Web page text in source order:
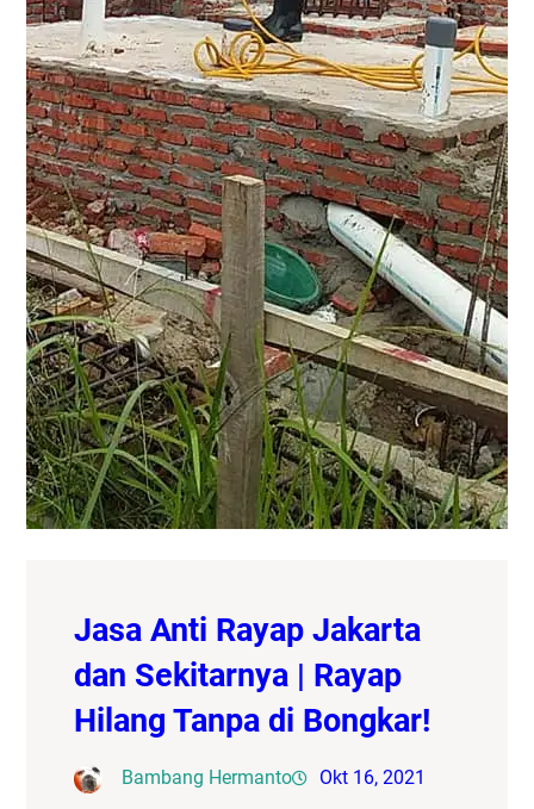
Jasa Anti Rayap Jakarta
dan Sekitarnya | Rayap
Hilang Tanpa di Bongkar!
Bambang Hermanto Okt 16, 2021